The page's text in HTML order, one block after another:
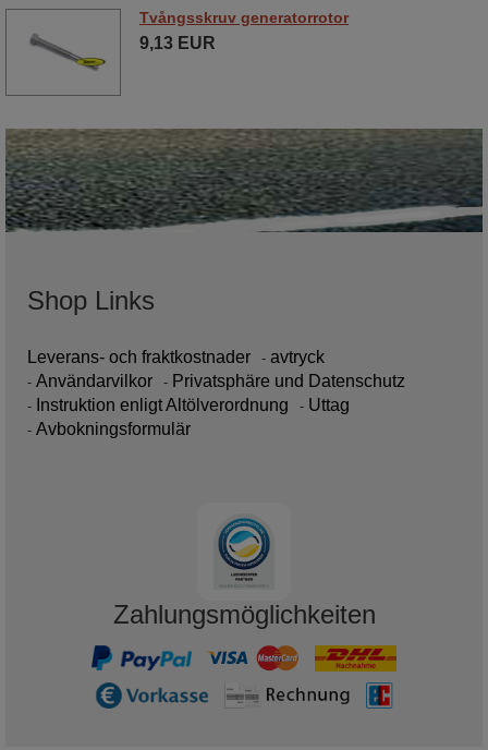
Tvångsskruv generatorrotor
9,13 EUR
Shop Links
Leverans- och fraktkostnader
avtryck
Användarvilkor
Privatsphäre und Datenschutz
Instruktion enligt Altölverordnung
Uttag
Avbokningsformulär
Zahlungsmöglichkeiten